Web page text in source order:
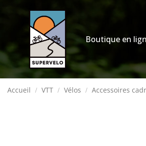
Boutique en
Accueil VTT Vélos Accessoires